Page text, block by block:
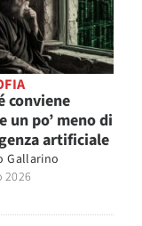
conviene
un po’ meno di
artificiale
Gallarino
2026